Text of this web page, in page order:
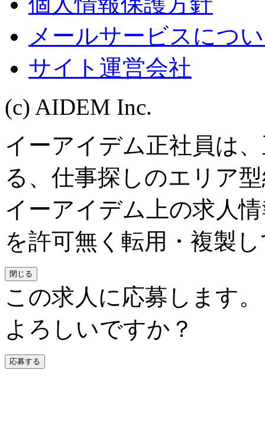
メールサービスにつ
サイト運営会社
(c) AIDEM Inc.
イーアイデム正社員は
る、仕事探しのエリア
イーアイデム上の求人
を許可無く転用・複製
閉じる
この求人に応募します。
よろしいですか？
応募する